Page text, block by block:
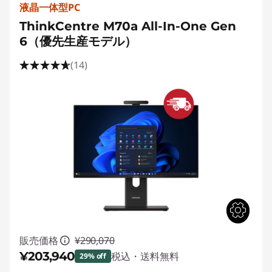
液晶一体型PC
ThinkCentre M70a All-In-One Gen
6（優先生産モデル）
(14)
販売価格 ¥290,070
¥203,940 29% off 税込・送料無料